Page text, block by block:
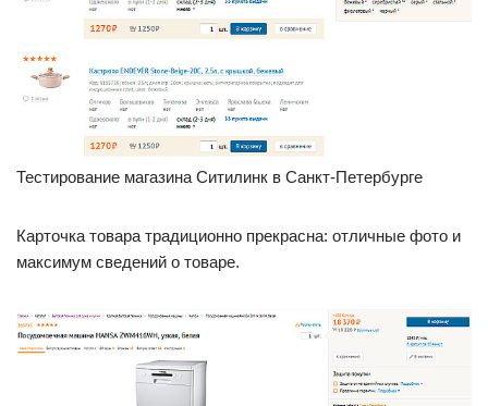
Тестирование магазина Ситилинк в Санкт-Петербурге
Карточка товара традиционно прекрасна: отличные фото и
максимум сведений о товаре.